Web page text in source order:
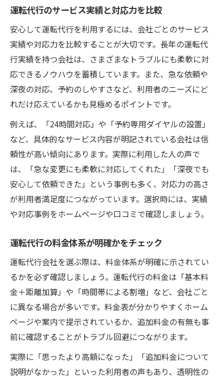
運転代行のサービス実績と対応力を比較
安心して運転代行を利用するには、会社ごとのサービス
実績や対応力を比較することが大切です。長年の運転代
行実績を持つ会社は、さまざまなトラブルにも柔軟に対
応できるノウハウを蓄積しています。また、急な依頼や
深夜の対応、予約のしやすさなど、利用者のニーズにど
れだけ応えているかも見極めるポイントです。
例えば、「24時間対応」や「予約専用ダイヤルの設置」
など、具体的なサービス内容が明記されている会社は信
頼性が高い傾向にあります。実際に利用した人の声で
は、「急な変更にも柔軟に対応してくれた」「深夜でも
安心して依頼できた」という事例も多く、対応力の高さ
が利用者満足度につながっています。選択時には、実績
や対応事例をホームページや口コミで確認しましょう。
運転代行の料金体系が明確かをチェック
運転代行会社を選ぶ際は、料金体系が明確に示されてい
るかを必ず確認しましょう。運転代行の料金は「基本料
金＋距離加算」や「時間帯による割増」など、会社ごと
に異なる場合が多いです。料金表が分かりやすくホーム
ページや案内で提示されているか、追加料金の有無も事
前に確認することがトラブル回避につながります。
実際に「思ったより高額になった」「追加料金について
説明がなかった」といった利用者の声もあり、透明性の